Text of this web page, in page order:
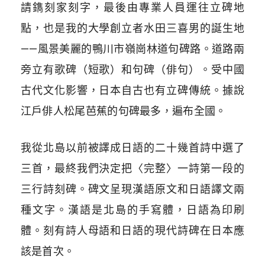
請鐫刻家刻字，最後由專業人員運往立碑地
點，也是我的大學創立者水田三喜男的誕生地
——風景美麗的鴨川市嶺崗林道句碑路。道路兩
旁立有歌碑（短歌）和句碑（俳句）。受中國
古代文化影響，日本自古也有立碑傳統。據說
江戶俳人松尾芭蕉的句碑最多，遍布全國。
我從北島以前被譯成日語的二十幾首詩中選了
三首，最終我們決定把〈完整〉一詩第一段的
三行詩刻碑。碑文呈現漢語原文和日語譯文兩
種文字。漢語是北島的手寫體，日語為印刷
體。刻有詩人母語和日語的現代詩碑在日本應
該是首次。